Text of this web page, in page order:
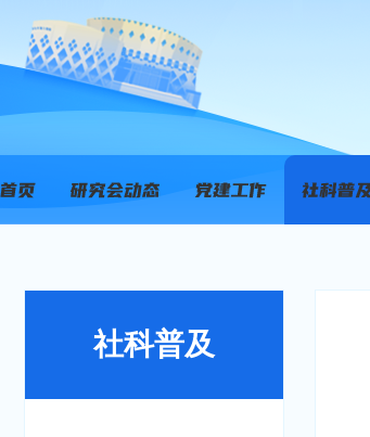
社科普及